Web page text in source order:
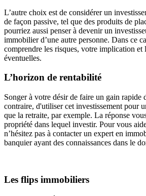
L’autre choix est de considérer un
de façon passive, tel que des produits de
pourriez aussi penser à devenir un
immobilier d’une autre personne. Dans ce
comprendre les risques, votre implication et
éventuelles.
L’horizon de rentabilité
Songer à votre désir de faire un gain rapide
contraire, d'utiliser cet investissement pour
que la retraite, par exemple. La réponse
propriété dans lequel investir. Pour vous
n’hésitez pas à contacter un expert en
banquier ayant des connaissances dans le
Les flips immobiliers